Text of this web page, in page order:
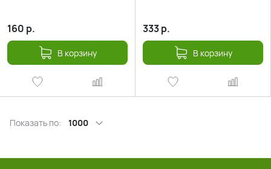
160 р.
В корзину
333р.
В корзину
Показать по: 1000